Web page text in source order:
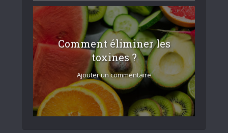
Comment éliminer les
toxines ?
Ajouter un commentaire